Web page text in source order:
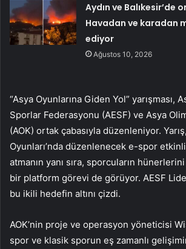
Aydın ve Balıkesir’de
Havadan ve karadan
ediyor
Ağustos 10, 2026
“Asya Oyunlarına Giden Yol” yarışması,
Sporlar Federasyonu (AESF) ve Asya
(AOK) ortak çabasıyla düzenleniyor.
Oyunları’nda düzenlenecek e-spor
atmanın yanı sıra, sporcuların
bir platform görevi de görüyor. AESF
bu ikili hedefin altını çizdi.
AOK’nin proje ve operasyon yöneticisi
spor ve klasik sporun eş zamanlı